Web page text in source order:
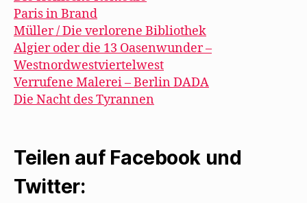
Paris in Brand
Müller / Die verlorene Bibliothek
Algier oder die 13 Oasenwunder –
Westnordwestviertelwest
Verrufene Malerei – Berlin DADA
Die Nacht des Tyrannen
Teilen auf Facebook und
Twitter: